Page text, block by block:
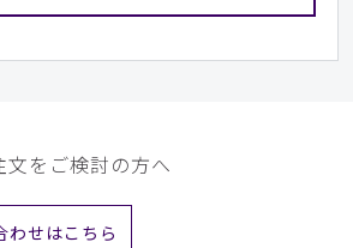
をご検討の方へ
わせはこちら